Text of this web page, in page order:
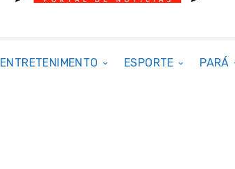
ENTRETENIMENTO ESPORTE PARÁ